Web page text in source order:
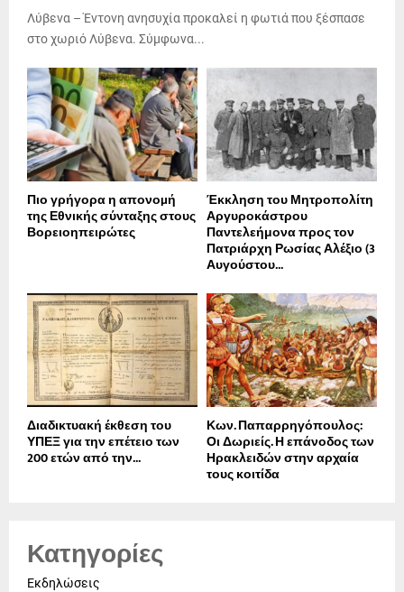
Λύβενα – Έντονη ανησυχία προκαλεί η φωτιά που ξέσπασε
στο χωριό Λύβενα. Σύμφωνα...
Πιο γρήγορα η απονοµή
της Εθνικής σύνταξης στους
Βορειοηπειρώτες
Έκκληση του Μητροπολίτη
Αργυροκάστρου
Παντελεήμονα προς τον
Πατριάρχη Ρωσίας Αλέξιο (3
Αυγούστου...
Διαδικτυακή έκθεση του
ΥΠΕΞ για την επέτειο των
200 ετών από την...
Κων. Παπαρρηγόπουλος:
Οι Δωριείς. Η επάνοδος των
Ηρακλειδών στην αρχαία
τους κοιτίδα
Κατηγορίες
Εκδηλώσεις